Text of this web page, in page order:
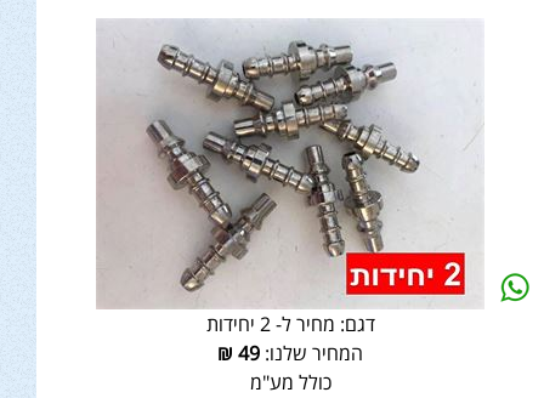
דגם: מחיר ל- 2 יחידות
המחיר שלנו: 49
₪
כולל מע"מ